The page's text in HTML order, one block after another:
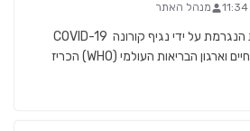
מנהל האתר
הוא עבר לבני אדם מבעלי חיים וארגון הבריאות העולמי (WHO) הכריז